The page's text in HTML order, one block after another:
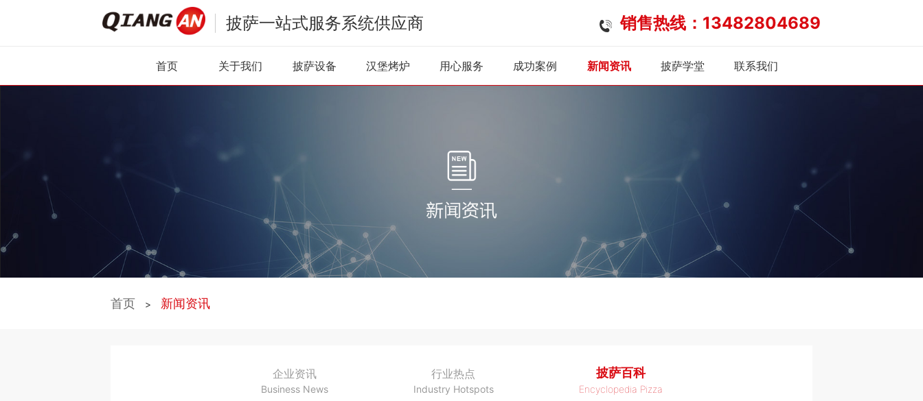
披萨一站式服务系统供应商 销售热线：13482804689
首页 关于我们 披萨设备 汉堡烤炉 用心服务 成功案例 新闻资讯 披萨学堂 联系我们
首页 > 新闻资讯
企业资讯
Business News
行业热点
Industry Hotspots
披萨百科
Encyclopedia Pizza